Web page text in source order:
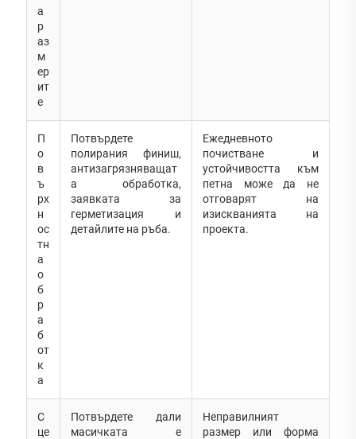
а
р
аз
м
ер
ит
е
П
о
в
ъ
рх
н
ос
тн
а
о
б
р
а
б
от
к
а
Потвърдете
полирания финиш,
антизагрязняващат
а обработка,
заявката за
герметизация и
детайлите на ръба.
Ежедневното
почистване и
устойчивостта към
петна може да не
отговарят на
изискванията на
проекта.
С
це
Потвърдете дали
масичката е
Неправилният
размер или форма